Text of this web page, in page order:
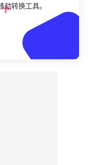
转换工具。